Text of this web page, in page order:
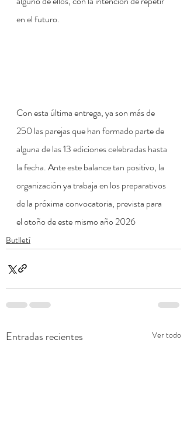
en el futuro.
Con esta última entrega, ya son más de
250 las parejas que han formado parte de
alguna de las 13 ediciones celebradas hasta
la fecha. Ante este balance tan positivo, la
organización ya trabaja en los preparativos
de la próxima convocatoria, prevista para
el otoño de este mismo año 2026
Butlletí
Entradas recientes Ver todo